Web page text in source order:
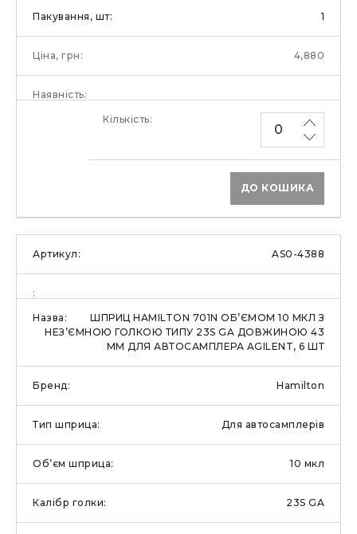
1
4,880
ДО КОШИКА
AS0-4388
ШПРИЦ HAMILTON 701N ОБ’ЄМОМ 10 МКЛ З
НЕЗ’ЄМНОЮ ГОЛКОЮ ТИПУ 23S GA ДОВЖИНОЮ 43
ММ ДЛЯ АВТОСАМПЛЕРА AGILENT, 6 ШТ
Hamilton
Для автосамплерів
10 мкл
23S GA